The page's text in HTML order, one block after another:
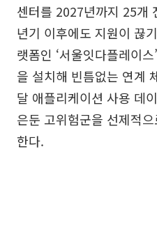
센터를 2027년까지 25개
년기 이후에도 지원이 끊
랫폼인 ‘서울잇다플레이
을 설치해 빈틈없는 연계
달 애플리케이션 사용 데
은둔 고위험군을 선제적
한다.